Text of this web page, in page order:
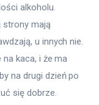
alkoholu.
strony mają
u innych nie.
kaca, i że ma
na drugi dzień po
się dobrze.